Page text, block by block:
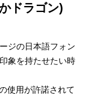
行書体
勘亭流
イン毛筆
ドラゴン)
ジの日本語フォン
象を持たせたい時
使用が許諾されて